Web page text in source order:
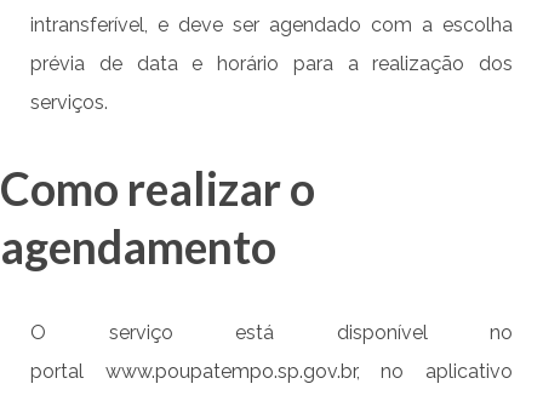
intransferível, e deve ser agendado com a escolha
prévia de data e horário para a realização dos
serviços.
Como realizar o
agendamento
O serviço está disponível no
portal www.poupatempo.sp.gov.br, no aplicativo